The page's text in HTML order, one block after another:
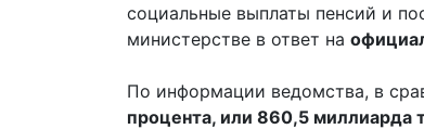
социальные выплаты пенсий и
министерстве в ответ на
По информации ведомства, в
процента, или 860,5 миллиарда